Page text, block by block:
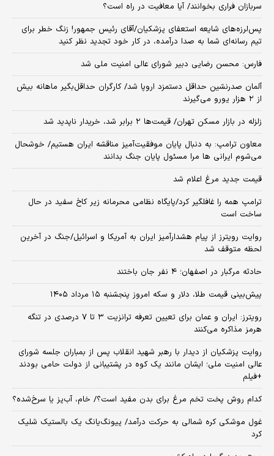
سربازان فراری بخوانند/ آیا معافیت در راه است؟
پس‌لرزه‌های شایعه استعفای پزشکیان/آقای رئیس جمهور! زنگ خطر برای
تیم رسانه‌ای شما به صدا درآمده، در کار خود تجدید نظر کنید
فارس: محسن رضایی دبیر شورای عالی امنیت ملی شد
آلمان صدرنشین حداقل دستمزد اروپا شد/ کارگران حداقل‌بگیر ماهانه بیش
از ۲ هزار یورو می‌گیرند
زلزله در بازار مسکن تهران/ قیمت‌ها ۲ برابر شد، خریدار ناپدید شد
معاون ترامپ: به دنبال پایان موفقیت‌آمیز مناقشه ایران هستیم/ خوشحال
می‌شوم ایرانی ها مرا مسئول پایان جنگ بدانند
قیمت جدید مرغ اعلام شد
ترامپ همه را غافلگیر کرد/پایگاه نظامی محرمانه زیر کاخ سفید در حال
ساخت است
روایت رویترز از پیام هشدارآمیز ایران به آمریکا و اسرائیل/جنگ در آخرین
لحظه متوقف شد
حادثه مرگبار در اصفهان؛ ۴ نفر جان باختند
پیش‌بینی قیمت طلا، دلار و سکه امروز پنجشنبه ۱۵ مرداد ۱۴۰۵
رویترز: ایران و عمان برای تعیین تعرفه ترانزیت ۳ تا ۷ درصدی در تنگه
هرمز مذاکره می‌کنند
روایت پزشکیان از دیدار با رهبر شهید انقلاب پس از بمباران جلسه شورای
عالی امنیت ملی؛ ایشان مانند یک کوه در پشتیبانی از دولت حامی بودند
+فیلم
کدام روش پخت تخم مرغ برای بدن مفید است؟/ خام، آب‌پز یا سرخ‌شده؟
غول موشکی کره شمالی به حرکت درآمد/ پیونگ‌یانگ یک بالستیک شلیک
کرد